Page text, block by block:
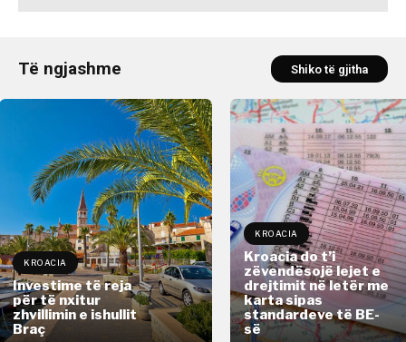
Të ngjashme Shiko të gjitha
KROACIA
Investime të reja
për të nxitur
zhvillimin e ishullit
Braç
KROACIA
Kroacia do t’i
zëvendësojë lejet e
drejtimit në letër me
karta sipas
standardeve të BE-
së